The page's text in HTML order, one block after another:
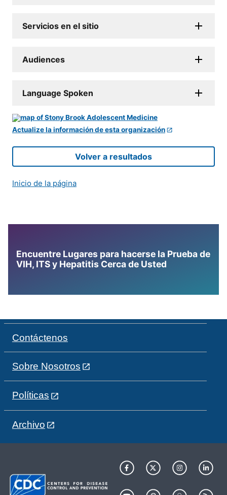
Servicios en el sitio
Audiences
Language Spoken
Actualize la información de esta organización
Volver a resultados
Inicio de la página
Encuentre Lugares para hacerse la Prueba de
VIH, ITS y Hepatitis Cerca de Usted
Contáctenos
Sobre Nosotros
Políticas
Archivo